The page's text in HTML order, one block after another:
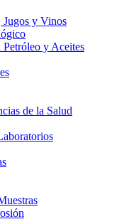
Jugos y Vinos
y Aceites
de la Salud